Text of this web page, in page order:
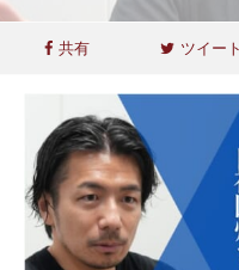
共有 ツイート